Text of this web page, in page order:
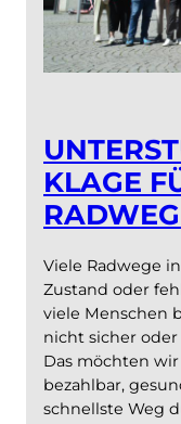
KLAGE
Viele Radwege
Zustand oder
viele Menschen
nicht sicher oder
Das möchten
bezahlbar,
schnellste Weg